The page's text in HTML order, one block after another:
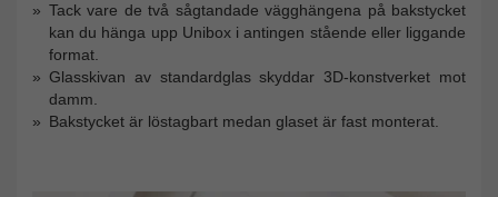
Tack vare de två sågtandade vägghängena på bakstycket
kan du hänga upp Unibox i antingen stående eller liggande
format.
Glasskivan av standardglas skyddar 3D-konstverket mot
damm.
Bakstycket är löstagbart medan glaset är fast monterat.